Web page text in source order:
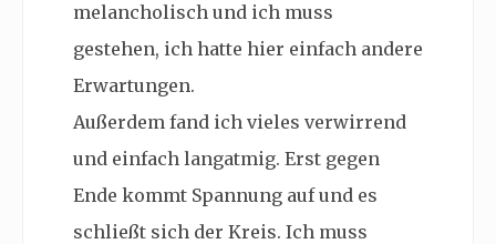
melancholisch und ich muss
gestehen, ich hatte hier einfach andere
Erwartungen.
Außerdem fand ich vieles verwirrend
und einfach langatmig. Erst gegen
Ende kommt Spannung auf und es
schließt sich der Kreis. Ich muss